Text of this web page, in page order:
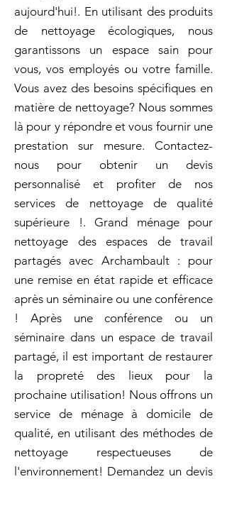
aujourd'hui!. En utilisant des produits
de nettoyage écologiques, nous
garantissons un espace sain pour
vous, vos employés ou votre famille.
Vous avez des besoins spécifiques en
matière de nettoyage? Nous sommes
là pour y répondre et vous fournir une
prestation sur mesure. Contactez-
nous pour obtenir un devis
personnalisé et profiter de nos
services de nettoyage de qualité
supérieure !. Grand ménage pour
nettoyage des espaces de travail
partagés avec Archambault : pour
une remise en état rapide et efficace
après un séminaire ou une conférence
! Après une conférence ou un
séminaire dans un espace de travail
partagé, il est important de restaurer
la propreté des lieux pour la
prochaine utilisation! Nous offrons un
service de ménage à domicile de
qualité, en utilisant des méthodes de
nettoyage respectueuses de
l'environnement! Demandez un devis